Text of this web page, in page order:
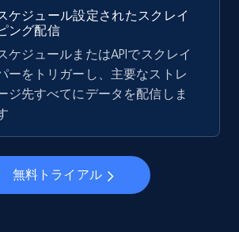
ID, Followers, Posts count, Is
Is professional account, Is
3.5K+ 無料トライアル
information
ケジュール設定されたスクレイ
ング配信
ケジュールまたはAPIでスクレイ
ーをトリガーし、主要なストレ
ジ先すべてにデータを配信しま
無料トライアル